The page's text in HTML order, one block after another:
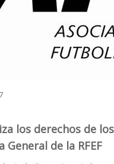
los derechos de
General de la RFEF